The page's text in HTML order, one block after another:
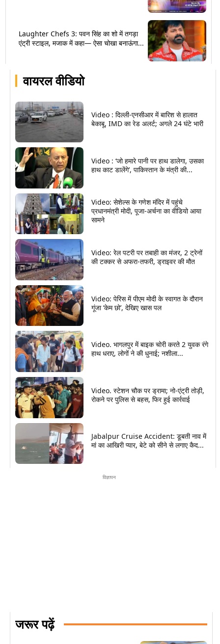
वायरल वीडियो
Video : दिल्ली-एनसीआर में बारिश से हालात
बेकाबू, IMD का रेड अलर्ट; अगले 24 घंटे भारी
Video : ‘जो हमारे पानी पर हाथ डालेगा, उसका
हाथ काट डालेंगे’, पाकिस्तान के मंत्री की...
Video: सेशेल्स के गणेश मंदिर में पहुंचे
प्रधानमंत्री मोदी, पूजा-अर्चना का वीडियो आया
सामने
Video: रेल पटरी पर तबाही का मंजर, 2 ट्रेनों
की टक्कर से अफरा-तफरी, ड्राइवर की मौत
Video: पेरिस में पीएम मोदी के स्वागत के दौरान
गूंजा ‘केम छो’, देखिए खास पल
Video. भागलपुर में बाइक चोरी करते 2 युवक रंगे
हाथ धराए, लोगों ने की धुनाई; नशीला...
Video. स्टेशन चौक पर ड्रामा; नो-एंट्री तोड़ी,
रोकने पर पुलिस से बहस, फिर हुई कार्रवाई
Jabalpur Cruise Accident: डूबती नाव में
मां का आखिरी प्यार, बेटे को सीने से लगाए कैद...
Laughter Chefs 3: पवन सिंह का शो में तगड़ा
एंट्री स्टाइल, मजाक में कहा— ऐसा चोखा बनाऊंगा...
विज्ञापन
जरूर पढ़ें